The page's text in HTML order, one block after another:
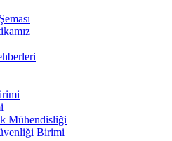
Mühendisliği
Birimi